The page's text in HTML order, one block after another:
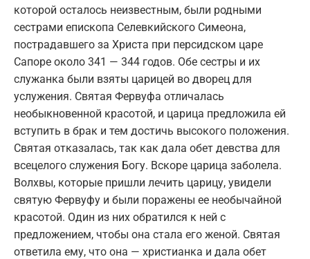
которой осталось неизвестным, были родными
сестрами епископа Селевкийского Симеона,
пострадавшего за Христа при персидском царе
Сапоре около 341 — 344 годов. Обе сестры и их
служанка были взяты царицей во дворец для
услужения. Святая Фервуфа отличалась
необыкновенной красотой, и царица предложила ей
вступить в брак и тем достичь высокого положения.
Святая отказалась, так как дала обет девства для
всецелого служения Богу. Вскоре царица заболела.
Волхвы, которые пришли лечить царицу, увидели
святую Фервуфу и были поражены ее необычайной
красотой. Один из них обратился к ней с
предложением, чтобы она стала его женой. Святая
ответила ему, что она — христианка и дала обет